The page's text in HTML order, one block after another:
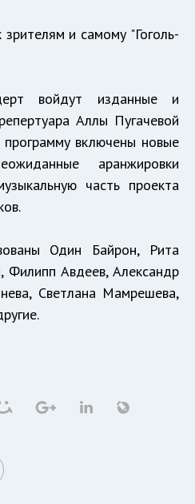
и самому "Гоголь-
войдут изданные и
Аллы Пугачевой
включены новые
аранжировки
часть проекта
Один Байрон, Рита
Филипп Авдеев, Александр
Светлана Мамрешева,